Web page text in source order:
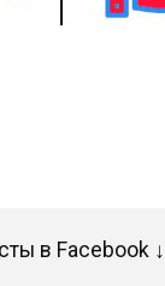
в Facebook ↓